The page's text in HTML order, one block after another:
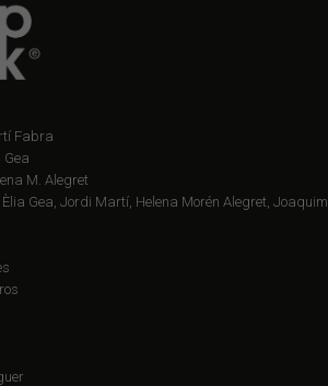
Fabra
Gea
M. Alegret
Gea, Jordi Martí, Helena Morén Alegret, Joaquim